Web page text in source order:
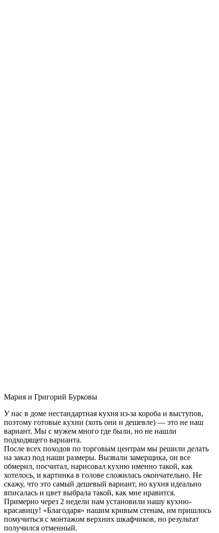
Мария и Григорий Бурковы
У нас в доме нестандартная кухня из-за короба и выступов,
поэтому готовые кухни (хоть они и дешевле) — это не наш
вариант. Мы с мужем много где были, но не нашли
подходящего варианта.
После всех походов по торговым центрам мы решили делать
на заказ под наши размеры. Вызвали замерщика, он все
обмерил, посчитал, нарисовал кухню именно такой, как
хотелось, и картинка в голове сложилась окончательно. Не
скажу, что это самый дешевый вариант, но кухня идеально
вписалась и цвет выбрала такой, как мне нравится.
Примерно через 2 недели нам установили нашу кухню-
красавицу! «Благодаря» нашим кривым стенам, им пришлось
помучиться с монтажом верхних шкафчиков, но результат
получился отменный.